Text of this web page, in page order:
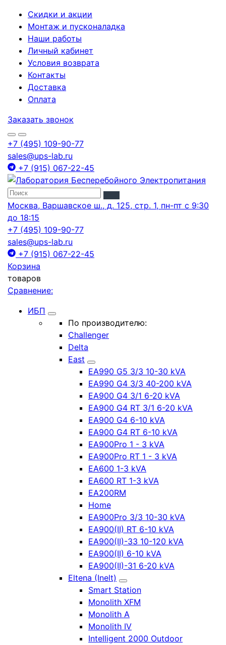
Скидки и акции
Монтаж и пусконаладка
Наши работы
Личный кабинет
Условия возврата
Контакты
Доставка
Оплата
Заказать звонок
+7 (495) 109-90-77
sales@ups-lab.ru
+7 (915) 067-22-45
Москва, Варшавское ш., д. 125, стр. 1, пн-пт с 9:30
до 18:15
+7 (495) 109-90-77
sales@ups-lab.ru
+7 (915) 067-22-45
Корзина
товаров
Сравнение:
ИБП
По производителю:
Challenger
Delta
East
EA990 G5 3/3 10-30 kVA
EA990 G4 3/3 40-200 kVA
EA900 G4 3/1 6-20 kVA
EA900 G4 RT 3/1 6-20 kVA
EA900 G4 6-10 kVA
EA900 G4 RT 6-10 kVA
EA900Pro 1 - 3 kVA
EA900Pro RT 1 - 3 kVA
EA600 1-3 kVA
EA600 RT 1-3 kVA
EA200RM
Home
EA900Pro 3/3 10-30 kVA
EA900(II) RT 6-10 kVA
EA900(II)-33 10-120 kVA
EA900(II) 6-10 kVA
EA900(II)-31 6-20 kVA
Eltena (Inelt)
Smart Station
Monolith XFM
Monolith A
Monolith IV
Intelligent 2000 Outdoor